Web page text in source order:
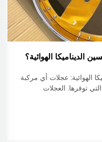
الديناميكا الهوائية؟
الهوائية: عجلات أي مركبة
توفرها. العجلات